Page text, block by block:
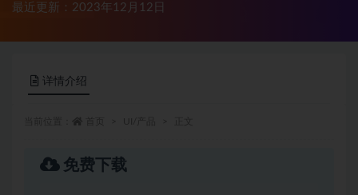
最近更新：2023年12月12日
详情介绍
免费下载